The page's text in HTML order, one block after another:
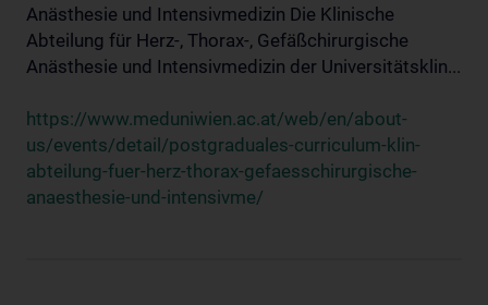
Anästhesie und Intensivmedizin Die Klinische
Abteilung für Herz-, Thorax-, Gefäßchirurgische
Anästhesie und Intensivmedizin der Universitätsklin...
https://www.meduniwien.ac.at/web/en/about-
us/events/detail/postgraduales-curriculum-klin-
abteilung-fuer-herz-thorax-gefaesschirurgische-
anaesthesie-und-intensivme/